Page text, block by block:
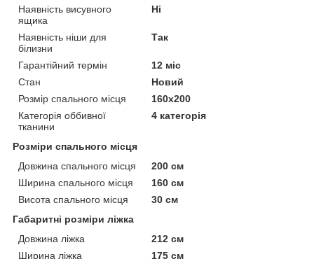
Наявність висувного
ящика
Ні
Наявність ніши для
білизни
Так
Гарантійний термін
12 міс
Стан
Новий
Розмір спального місця
160х200
Категорія оббивної
тканини
4 категорія
Розміри спального місця
Довжина спального місця
200 см
Ширина спального місця
160 см
Висота спального місця
30 см
Габаритні розміри ліжка
Довжина ліжка
212 см
Ширина ліжка
175 см